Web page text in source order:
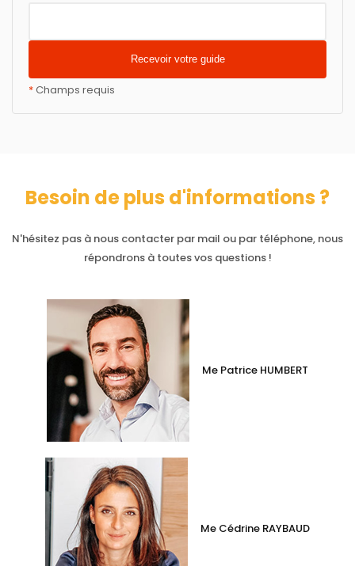
*Champs requis
Besoin de plus d'informations ?
N'hésitez pas à nous contacter par mail ou par téléphone, nous
répondrons à toutes vos questions !
Me Patrice HUMBERT
Me Cédrine RAYBAUD